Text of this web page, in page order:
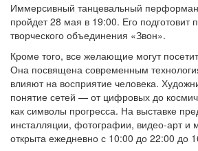
Иммерсивный танцевальный
пройдет 28 мая в 19:00. Его подготовит
творческого объединения «Звон».
Кроме того, все желающие могут
Она посвящена современным
влияют на восприятие человека.
понятие сетей — от цифровых до
как символы прогресса. На выставке
инсталляции, фотографии, видео-арт и
открыта ежедневно с 10:00 до 22:00 до